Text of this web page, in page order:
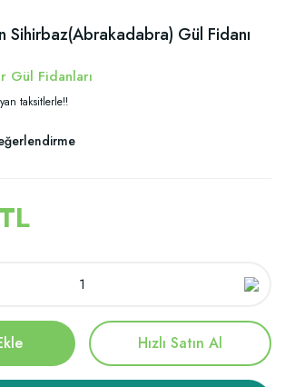
Sihirbaz(Abrakadabra) Gül Fidanı
Gül Fidanları
taksitlerle!!
Hızlı Satın Al